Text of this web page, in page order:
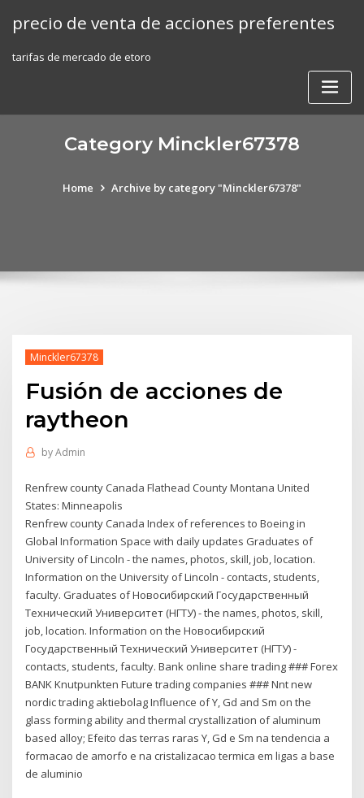
precio de venta de acciones preferentes
tarifas de mercado de etoro
Category Minckler67378
Home Archive by category "Minckler67378"
Minckler67378
Fusión de acciones de
raytheon
byAdmin
Renfrew county Canada Flathead County Montana United
States: Minneapolis
Renfrew county Canada Index of references to Boeing in
Global Information Space with daily updates Graduates of
University of Lincoln - the names, photos, skill, job, location.
Information on the University of Lincoln - contacts, students,
faculty. Graduates of Новосибирский Государственный
Технический Университет (НГТУ) - the names, photos, skill,
job, location. Information on the Новосибирский
Государственный Технический Университет (НГТУ) -
contacts, students, faculty. Bank online share trading ### Forex
BANK Knutpunkten Future trading companies ### Nnt new
nordic trading aktiebolag Influence of Y, Gd and Sm on the
glass forming ability and thermal crystallization of aluminum
based alloy; Efeito das terras raras Y, Gd e Sm na tendencia a
formacao de amorfo e na cristalizacao termica em ligas a base
de aluminio